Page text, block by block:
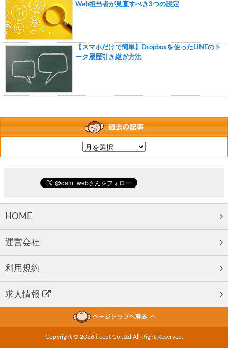
Web担当者が見直すべき3つの設定
【スマホだけで簡単】Dropboxを使ったLINEのト
ーク履歴引き継ぎ方法
HOME
運営会社
利用規約
求人情報
Copyright © 2026 i-cept Co.,Ltd All Right Reserved.